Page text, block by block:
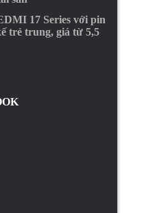
17 Series với pin
trẻ trung, giá từ 5,5